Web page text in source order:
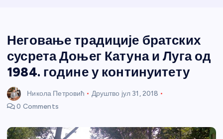
и портал
Неговање традиције братских
сусрета Доњег Катуна и Луга од
1984. године у континуитету
Никола Петровић Друштво јул 31, 2018
0 Comments